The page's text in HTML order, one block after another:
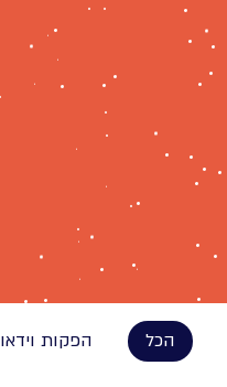
הכל הפקות וידאו